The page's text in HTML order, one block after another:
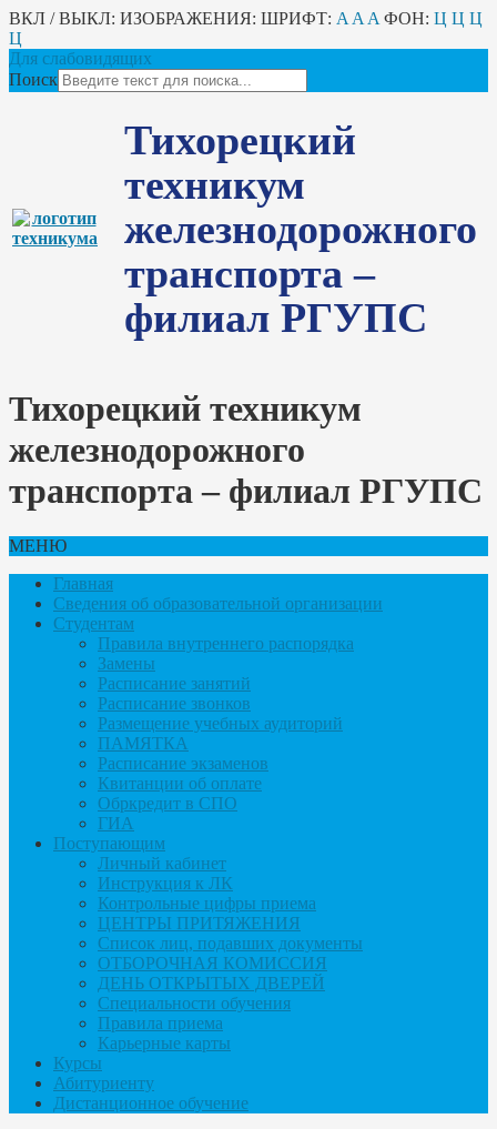
ВКЛ / ВЫКЛ: ИЗОБРАЖЕНИЯ: ШРИФТ: A A A ФОН: Ц Ц Ц
Ц
Для слабовидящих
Поиск
Тихорецкий
техникум
железнодорожного
транспорта –
филиал РГУПС
Тихорецкий техникум
железнодорожного
транспорта – филиал РГУПС
МЕНЮ
Главная
Сведения об образовательной организации
Студентам
Правила внутреннего распорядка
Замены
Расписание занятий
Расписание звонков
Размещение учебных аудиторий
ПАМЯТКА
Расписание экзаменов
Квитанции об оплате
Обркредит в СПО
ГИА
Поступающим
Личный кабинет
Инструкция к ЛК
Контрольные цифры приема
ЦЕНТРЫ ПРИТЯЖЕНИЯ
Список лиц, подавших документы
ОТБОРОЧНАЯ КОМИССИЯ
ДЕНЬ ОТКРЫТЫХ ДВЕРЕЙ
Специальности обучения
Правила приема
Карьерные карты
Курсы
Абитуриенту
Дистанционное обучение